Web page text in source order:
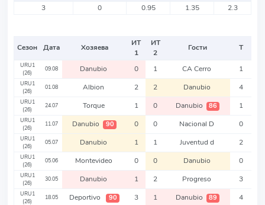
3
0 0.95 1.35 2.3
Сезон Дата Хозяева
ИТ
1
ИТ
2
Гости Т
URU1
(26)
09.08 Danubio 0 1 CA Cerro 1
URU1
(26)
01.08 Albion 2 2 Danubio 4
URU1
(26)
24.07 Torque 1 0 Danubio 86 1
URU1
(26)
11.07 Danubio 90 0 0 Nacional D 0
URU1
(26)
05.07 Danubio 1 1 Juventud d 2
URU1
(26)
05.06 Montevideo 0 0 Danubio 0
URU1
(26)
30.05 Danubio 1 2 Progreso 3
URU1
(26)
18.05 Deportivo 90 3 1 Danubio 89 4